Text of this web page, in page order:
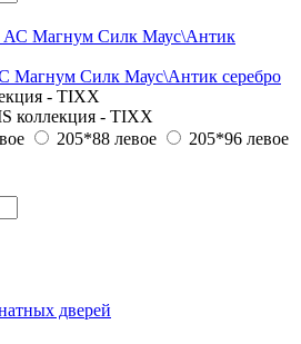
Магнум Силк Маус\Антик серебро
- TIXX
коллекция - TIXX
205*88 левое
205*96 левое
дверей